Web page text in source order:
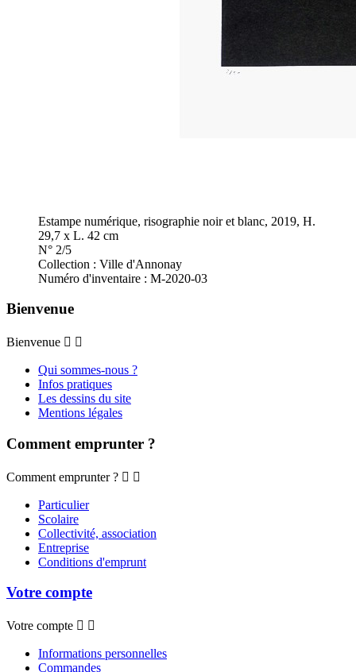
Estampe numérique, risographie noir et blanc, 2019, H.
29,7 x L. 42 cm
N° 2/5
Collection : Ville d'Annonay
Numéro d'inventaire : M-2020-03
Bienvenue
Bienvenue  
Qui sommes-nous ?
Infos pratiques
Les dessins du site
Mentions légales
Comment emprunter ?
Comment emprunter ?  
Particulier
Scolaire
Collectivité, association
Entreprise
Conditions d'emprunt
Votre compte
Votre compte  
Informations personnelles
Commandes